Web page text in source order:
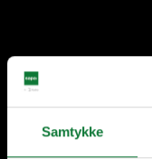
Samtykke